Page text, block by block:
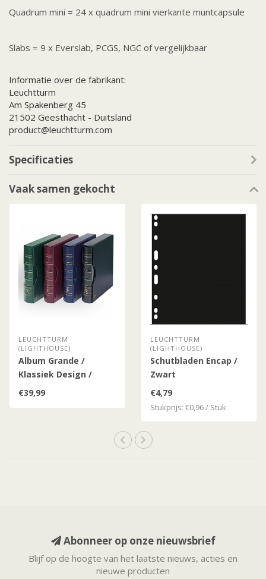
Quadrum mini = 24 x quadrum mini vierkante muntcapsule
Slabs = 9 x Everslab, PCGS, NGC of vergelijkbaar
Informatie over de fabrikant:
Leuchtturm
Am Spakenberg 45
21502 Geesthacht - Duitsland
product@leuchtturm.com
Specificaties
Vaak samen gekocht
LEUCHTTURM
(LIGHTHOUSE)
Album Grande /
Klassiek Design /
Inclusief Slipcase
€39,99
LEUCHTTURM
(LIGHTHOUSE)
Schutbladen Encap /
Zwart
€4,79
Stukprijs: €0,96 / Stuk
Abonneer op onze nieuwsbrief
Blijf op de hoogte van het laatste nieuws, acties en
nieuwe producten